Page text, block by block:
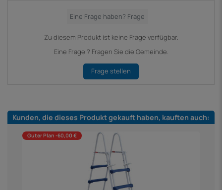
Zu diesem Produkt ist keine Frage verfügbar.
Eine Frage ? Fragen Sie die Gemeinde.
Frage stellen
Kunden, die dieses Produkt gekauft haben, kauften auch:
Guter Plan -60,00 €